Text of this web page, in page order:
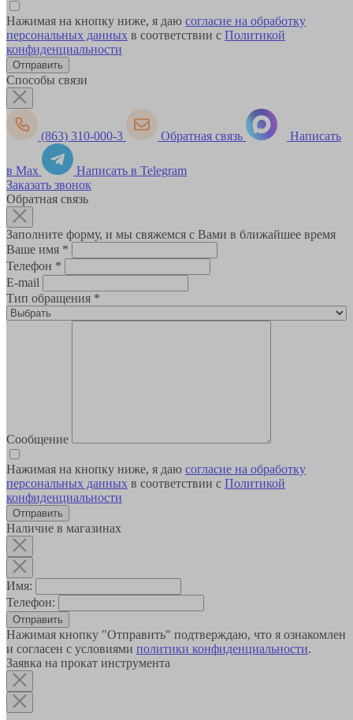
Нажимая на кнопку ниже, я даю согласие на обработку
персональных данных в соответствии с Политикой
конфиденциальности
Способы связи
(863) 310-000-3 Обратная связь Написать
в Max
Написать в Telegram
Заказать звонок
Обратная связь
Заполните форму, и мы свяжемся с Вами в ближайшее время
Ваше имя *
Телефон *
E-mail
Тип обращения *
Сообщение
Нажимая на кнопку ниже, я даю согласие на обработку
персональных данных в соответствии с Политикой
конфиденциальности
Наличие в магазинах
Имя:
Телефон:
Отправить
Нажимая кнопку "Отправить" подтверждаю, что я ознакомлен
и согласен с условиями политики конфиденциальности.
Заявка на прокат инструмента